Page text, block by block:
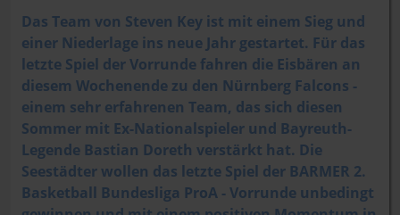
Das Team von Steven Key ist mit einem Sieg und
einer Niederlage ins neue Jahr gestartet. Für das
letzte Spiel der Vorrunde fahren die Eisbären an
diesem Wochenende zu den Nürnberg Falcons -
einem sehr erfahrenen Team, das sich diesen
Sommer mit Ex-Nationalspieler und Bayreuth-
Legende Bastian Doreth verstärkt hat. Die
Seestädter wollen das letzte Spiel der BARMER 2.
Basketball Bundesliga ProA - Vorrunde unbedingt